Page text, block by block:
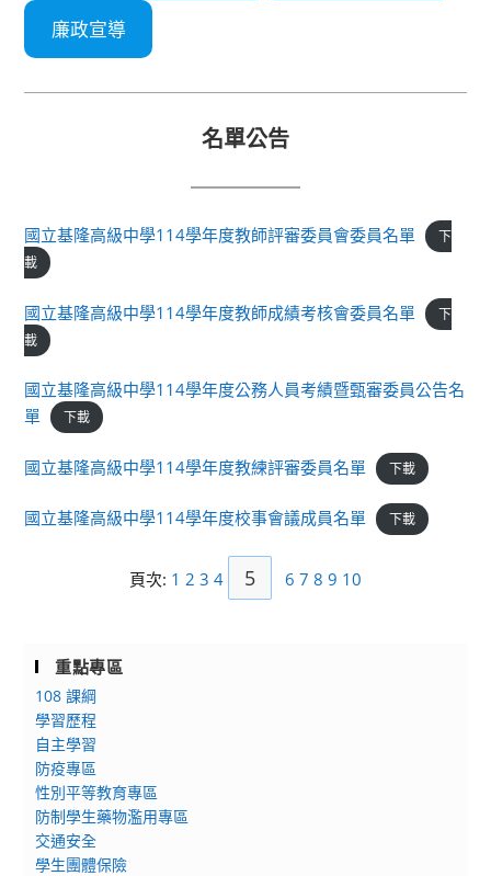
廉政宣導
名單公告
國立基隆高級中學114學年度教師評審委員會委員名單
下
載
國立基隆高級中學114學年度教師成績考核會委員名單
下
載
國立基隆高級中學114學年度公務人員考績暨甄審委員公告名
單
下載
國立基隆高級中學114學年度教練評審委員名單 下載
國立基隆高級中學114學年度校事會議成員名單 下載
頁次: 1 2 3 4 5 6 7 8 9 10
重點專區
108 課綱
學習歷程
自主學習
防疫專區
性別平等教育專區
防制學生藥物濫用專區
交通安全
學生團體保險